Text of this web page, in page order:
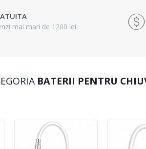
mai mari de 1200 lei
BATERII PENTRU